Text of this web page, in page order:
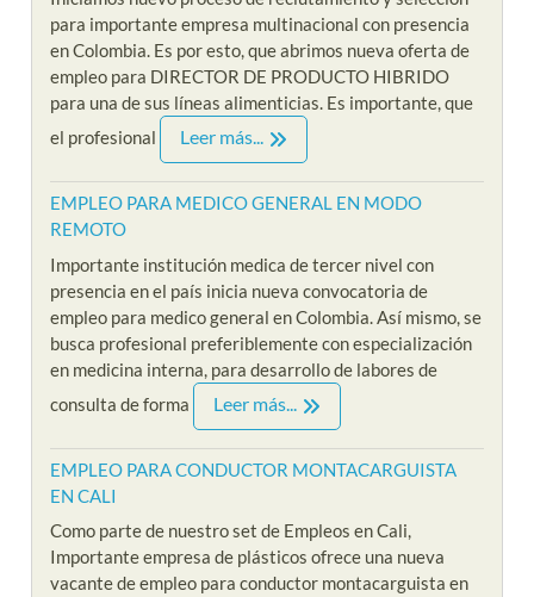
para importante empresa multinacional con presencia
en Colombia. Es por esto, que abrimos nueva oferta de
empleo para DIRECTOR DE PRODUCTO HIBRIDO
para una de sus líneas alimenticias. Es importante, que
el profesional
Leer más...
EMPLEO PARA MEDICO GENERAL EN MODO
REMOTO
Importante institución medica de tercer nivel con
presencia en el país inicia nueva convocatoria de
empleo para medico general en Colombia. Así mismo, se
busca profesional preferiblemente con especialización
en medicina interna, para desarrollo de labores de
consulta de forma
Leer más...
EMPLEO PARA CONDUCTOR MONTACARGUISTA
EN CALI
Como parte de nuestro set de Empleos en Cali,
Importante empresa de plásticos ofrece una nueva
vacante de empleo para conductor montacarguista en